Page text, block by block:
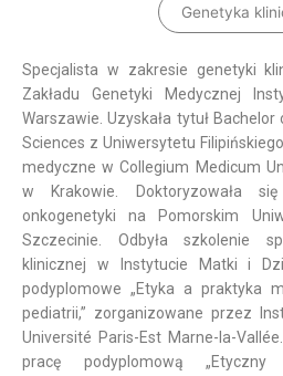
Genetyka
Specjalista w zakresie genetyki
Zakładu Genetyki Medycznej
Warszawie. Uzyskała tytuł
Sciences z Uniwersytetu
medyczne w Collegium Medicum
w Krakowie. Doktoryzowała
onkogenetyki na Pomorskim
Szczecinie. Odbyła szkolenie
klinicznej w Instytucie Matki i
podyplomowe „Etyka a praktyka
pediatrii,” zorganizowane przez
Université Paris-Est Marne-la-
pracę podyplomową „Etyczny